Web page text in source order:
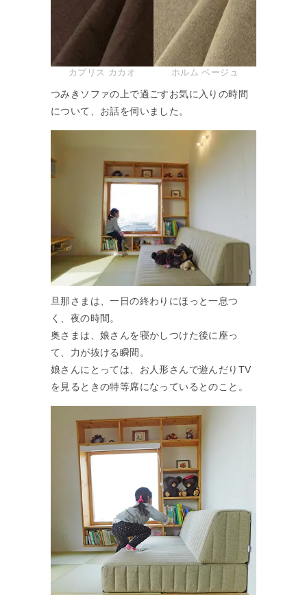
カプリス カカオ ホルム ベージュ
つみきソファの上で過ごすお気に入りの時間
について、お話を伺いました。
旦那さまは、一日の終わりにほっと一息つ
く、夜の時間。
奥さまは、娘さんを寝かしつけた後に座っ
て、力が抜ける瞬間。
娘さんにとっては、お人形さんで遊んだりTV
を見るときの特等席になっているとのこと。